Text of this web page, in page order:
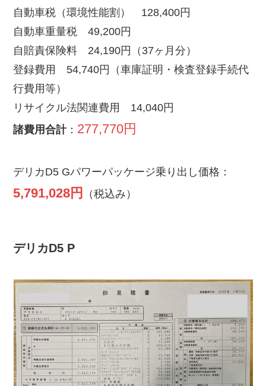
自動車税（環境性能割） 128,400円
自動車重量税 49,200円
自賠責保険料 24,190円（37ヶ月分）
登録費用 54,740円（車庫証明・検査登録手続代
行費用等）
リサイクル法関連費用 14,040円
諸費用合計： 277,770円
デリカD5 Gパワーパッケージ乗り出し価格：
5,791,028円 （税込み）
デリカD5 P